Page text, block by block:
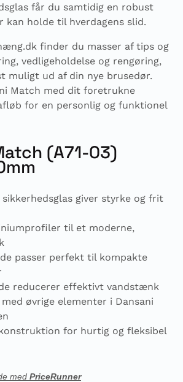
får du samtidig en robust
kan holde til hverdagens slid.
finder du masser af tips og
vedligeholdelse og rengøring,
muligt ud af din nye brusedør.
Match med dit foretrukne
for en personlig og funktionel
(A71-03)
giver styrke og frit
til et moderne,
passer perfekt til kompakte
reducerer effektivt vandstænk
øvrige elementer i Dansani
for hurtig og fleksibel
med PriceRunner